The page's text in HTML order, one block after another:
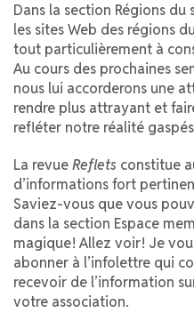
Dans la section Régions
les sites Web des régions
tout particulièrement à
Au cours des prochaines
nous lui accorderons une
rendre plus attrayant et
refléter notre réalité
La revueReflets constitue
d’informations fort
Saviez-vous que vous
dans la section Espace
magique ! Allez voir ! Je
abonner à l’infolettre qui
recevoir de l’information
votre association.